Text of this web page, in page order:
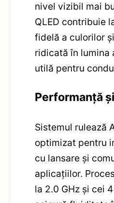
nivel vizibil mai
QLED contribuie
fidelă a culorilor
ridicată în lumina
utilă pentru
Performanță
Sistemul rulează
optimizat pentru
cu lansare și
aplicațiilor.
la 2.0 GHz și cei 4